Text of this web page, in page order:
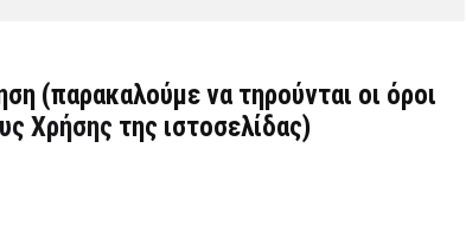
(παρακαλούμε να τηρούνται οι όροι
Χρήσης της ιστοσελίδας)